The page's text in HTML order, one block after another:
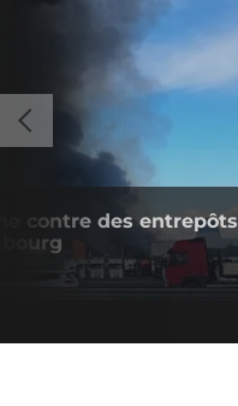
contre des entrepôts